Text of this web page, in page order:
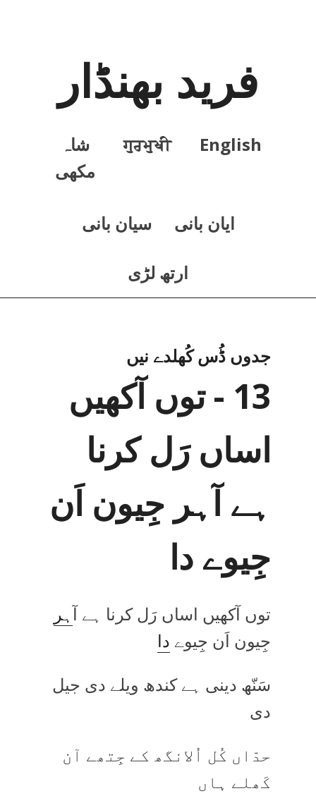
فرید بھنڈار
English
ਗੁਰਮੁਖੀ
شاہ
مکھی
ايان بانی سيان بانی
ارتھ لڑی
جدوں ڈُس کُھلدے نیں
13 - توں آکھیں
اساں رَل کرنا
ہے آہر جِیون اَن
جِیوے دا
توں آکھیں اساں رَل کرنا ہے آہر
جِیون اَن جِیوے دا
سَنّھ دینی ہے کندھ ویلے دی جیل
دی
حدّاں کُل اُلانگھ کے جِتھے آن
کَھلے ہاں